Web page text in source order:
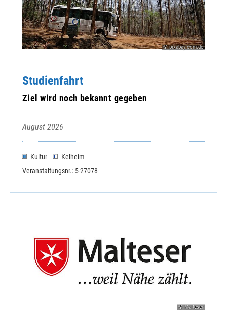
© pixabay.com.de
Studienfahrt
Ziel wird noch bekannt gegeben
August 2026
Kultur
Kelheim
Veranstaltungsnr.: 5-27078
© Malteser